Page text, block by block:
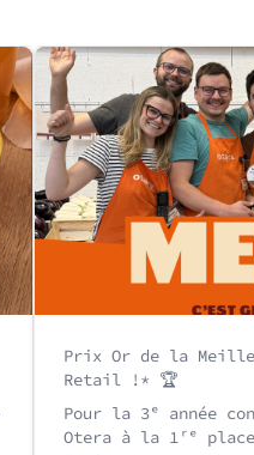
Prix Or de la
Retail !* 🏆
Pour la 3ᵉ année
Otera à la 1ʳᵉ